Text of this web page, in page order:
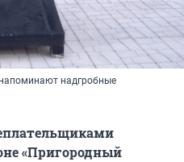
надгробные
«Пригородный